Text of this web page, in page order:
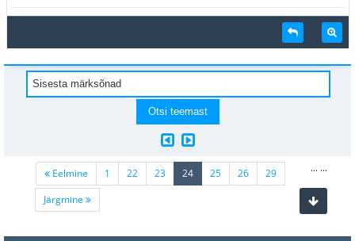
Eelmine 1 ...
22 23 24(current)
25 26 ...
29
Järgmine